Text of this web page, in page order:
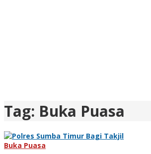
Tag: Buka Puasa
Buka Puasa